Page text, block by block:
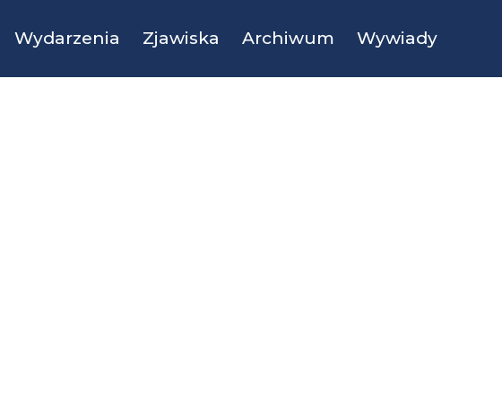
Wydarzenia Zjawiska Archiwum Wywiady